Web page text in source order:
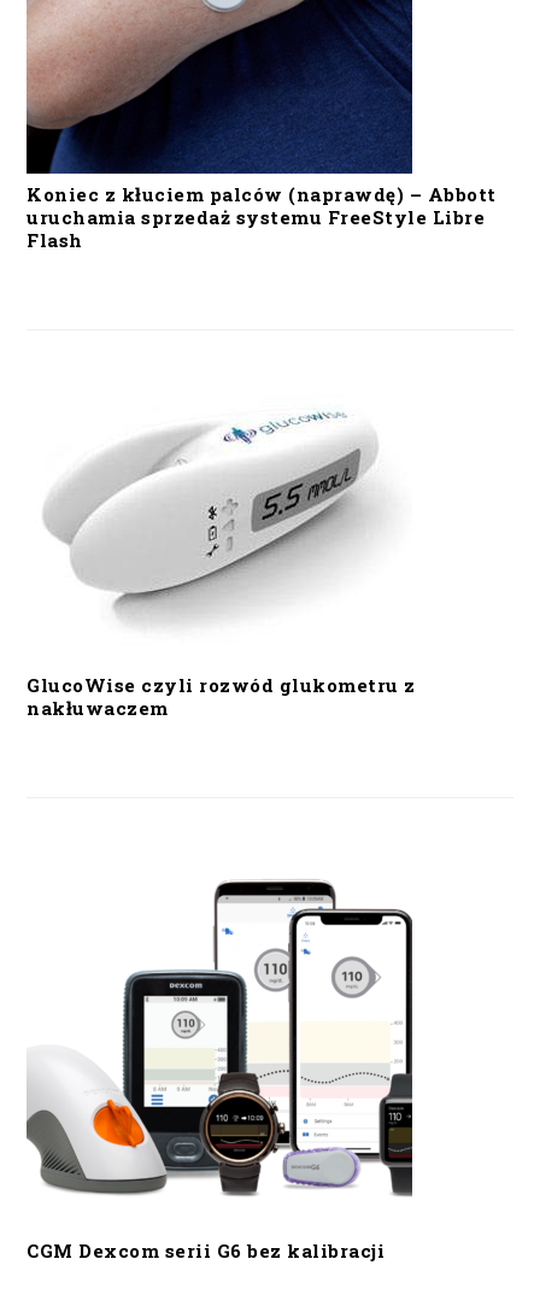
Koniec z kłuciem palców (naprawdę) – Abbott
uruchamia sprzedaż systemu FreeStyle Libre
Flash
GlucoWise czyli rozwód glukometru z
nakłuwaczem
CGM Dexcom serii G6 bez kalibracji